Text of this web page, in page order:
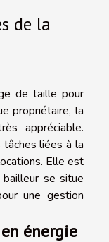
de la
de taille pour
propriétaire, la
appréciable.
liées à la
Elle est
se situe
une gestion
énergie